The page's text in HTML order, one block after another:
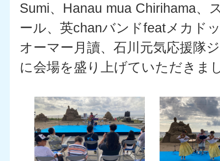
Sumi、Hanau mua Chirihama、
ール、英chanバンドfeatメカド
オーマー月讀、石川元気応援隊
に会場を盛り上げていただきま